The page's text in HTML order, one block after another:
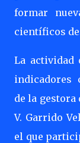
formar
científicos
La actividad
indicadores
de la gestora
V. Garrido
el que